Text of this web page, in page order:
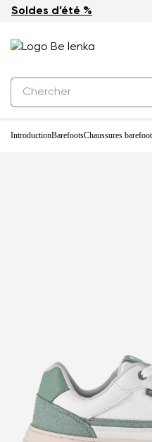
Soldes d’été %
IntroductionBarefootsChaussures
-33%